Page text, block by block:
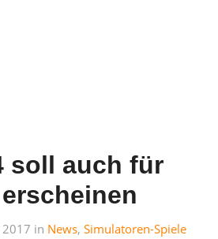
soll auch für
2017 in News, Simulatoren-Spiele